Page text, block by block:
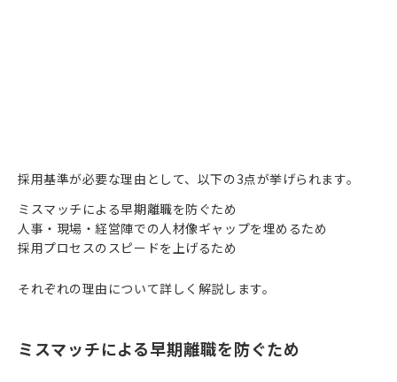
採用基準が必要な理由として、以下の3点が挙げられます。
ミスマッチによる早期離職を防ぐため
人事・現場・経営陣での人材像ギャップを埋めるため
採用プロセスのスピードを上げるため
それぞれの理由について詳しく解説します。
ミスマッチによる早期離職を防ぐため